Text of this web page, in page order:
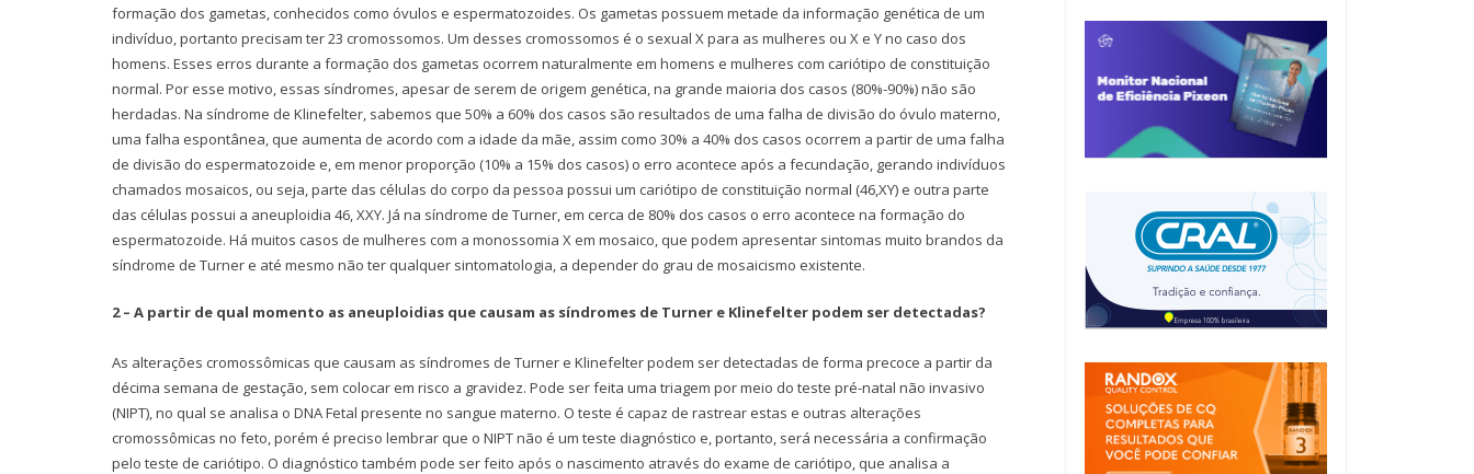
formação dos gametas, conhecidos como óvulos e espermatozoides. Os gametas possuem metade da informação genética de um
indivíduo, portanto precisam ter 23 cromossomos. Um desses cromossomos é o sexual X para as mulheres ou X e Y no caso dos
homens. Esses erros durante a formação dos gametas ocorrem naturalmente em homens e mulheres com cariótipo de constituição
normal. Por esse motivo, essas síndromes, apesar de serem de origem genética, na grande maioria dos casos (80%-90%) não são
herdadas. Na síndrome de Klinefelter, sabemos que 50% a 60% dos casos são resultados de uma falha de divisão do óvulo materno,
uma falha espontânea, que aumenta de acordo com a idade da mãe, assim como 30% a 40% dos casos ocorrem a partir de uma falha
de divisão do espermatozoide e, em menor proporção (10% a 15% dos casos) o erro acontece após a fecundação, gerando indivíduos
chamados mosaicos, ou seja, parte das células do corpo da pessoa possui um cariótipo de constituição normal (46,XY) e outra parte
das células possui a aneuploidia 46, XXY. Já na síndrome de Turner, em cerca de 80% dos casos o erro acontece na formação do
espermatozoide. Há muitos casos de mulheres com a monossomia X em mosaico, que podem apresentar sintomas muito brandos da
síndrome de Turner e até mesmo não ter qualquer sintomatologia, a depender do grau de mosaicismo existente.
2 – A partir de qual momento as aneuploidias que causam as síndromes de Turner e Klinefelter podem ser detectadas?
As alterações cromossômicas que causam as síndromes de Turner e Klinefelter podem ser detectadas de forma precoce a partir da
décima semana de gestação, sem colocar em risco a gravidez. Pode ser feita uma triagem por meio do teste pré-natal não invasivo
(NIPT), no qual se analisa o DNA Fetal presente no sangue materno. O teste é capaz de rastrear estas e outras alterações
cromossômicas no feto, porém é preciso lembrar que o NIPT não é um teste diagnóstico e, portanto, será necessária a confirmação
pelo teste de cariótipo. O diagnóstico também pode ser feito após o nascimento através do exame de cariótipo, que analisa a